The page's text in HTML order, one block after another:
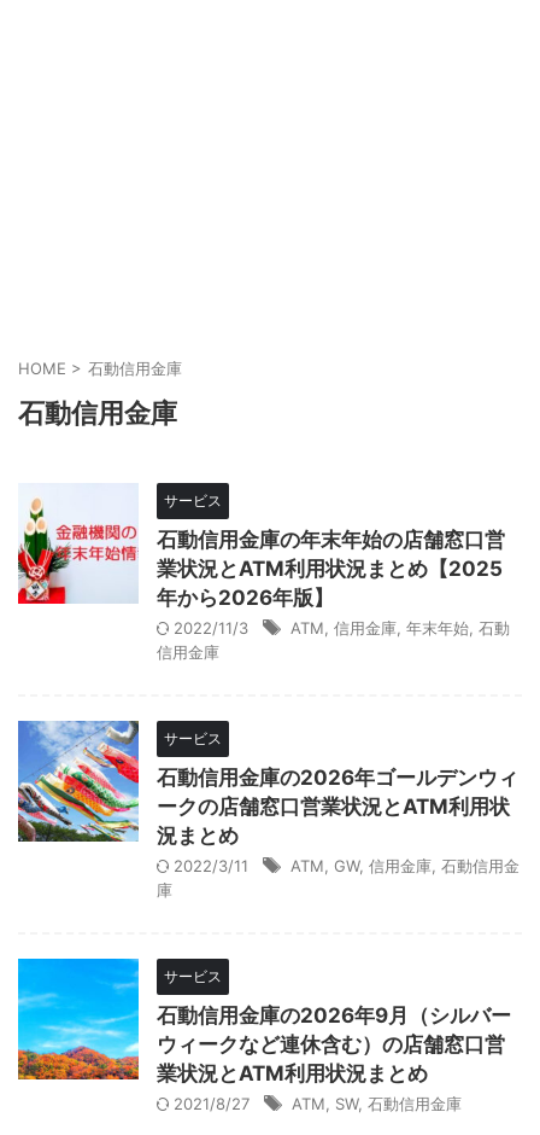
HOME > 石動信用金庫
石動信用金庫
サービス
石動信用金庫の年末年始の店舗窓口営
業状況とATM利用状況まとめ【2025
年から2026年版】
2022/11/3 ATM 信用金庫 年末年始 石動
信用金庫
サービス
石動信用金庫の2026年ゴールデンウィ
ークの店舗窓口営業状況とATM利用状
況まとめ
2022/3/11 ATM GW, 信用金庫 石動信用金
庫
サービス
石動信用金庫の2026年9月（シルバー
ウィークなど連休含む）の店舗窓口営
業状況とATM利用状況まとめ
2021/8/27 ATM SW, 石動信用金庫